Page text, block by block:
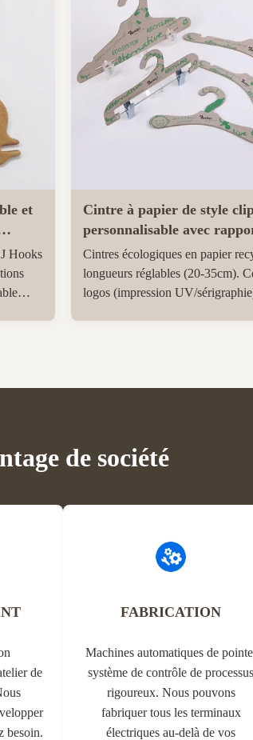
et
Hooks
Cintre à papier de style
personnalisable avec
pour l'affichage de
respectueux de
Cintres écologiques en papier
longueurs réglables (20-35cm).
logos (impression UV/
de société
de
besoin.
FABRICATION
Machines automatiques de
système de contrôle de processus
rigoureux. Nous pouvons
fabriquer tous les terminaux
électriques au-delà de vos